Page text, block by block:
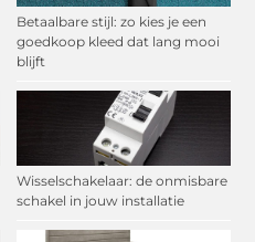
Betaalbare stijl: zo kies je een
goedkoop kleed dat lang mooi
blijft
Wisselschakelaar: de onmisbare
schakel in jouw installatie